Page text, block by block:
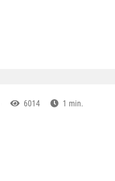
6014 1 min.